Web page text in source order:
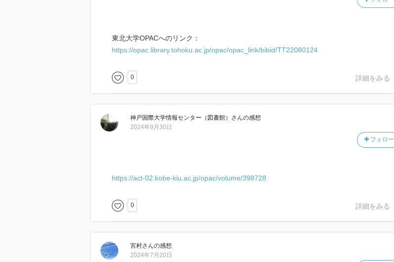
東北大学OPACへのリンク：
https://opac.library.tohoku.ac.jp/opac/opac_link/bibid/TT22080124
0 詳細をみる
神戸国際大学情報センター（図書館） さんの感想
フォロー
2024年9月30日
https://act-02.kobe-kiu.ac.jp/opac/volume/398728
0 詳細をみる
宮村さんの感想
2024年7月20日